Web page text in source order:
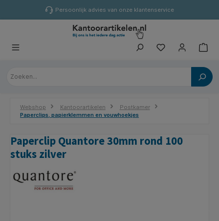
Persoonlijk advies van onze klantenservice
Webshop Kantoorartikelen
Postkamer
Paperclips, papierklemmen en vouwhoekjes
Paperclip Quantore 30mm rond 100
stuks zilver